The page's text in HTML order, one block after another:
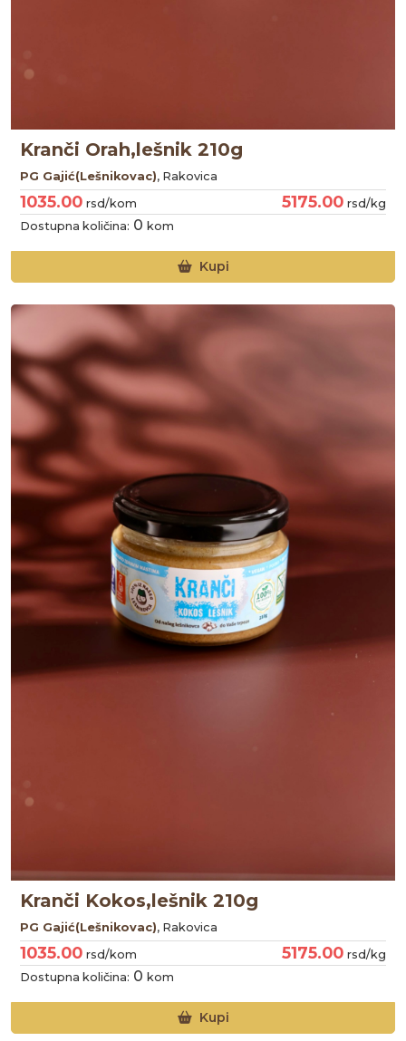
Kranči Orah,lešnik 210g
PG Gajić(Lešnikovac), Rakovica
1035.00 rsd/kom 5175.00 rsd/kg
Dostupna količina: 0 kom
Kupi
Kranči Kokos,lešnik 210g
PG Gajić(Lešnikovac), Rakovica
1035.00 rsd/kom 5175.00 rsd/kg
Dostupna količina: 0 kom
Kupi